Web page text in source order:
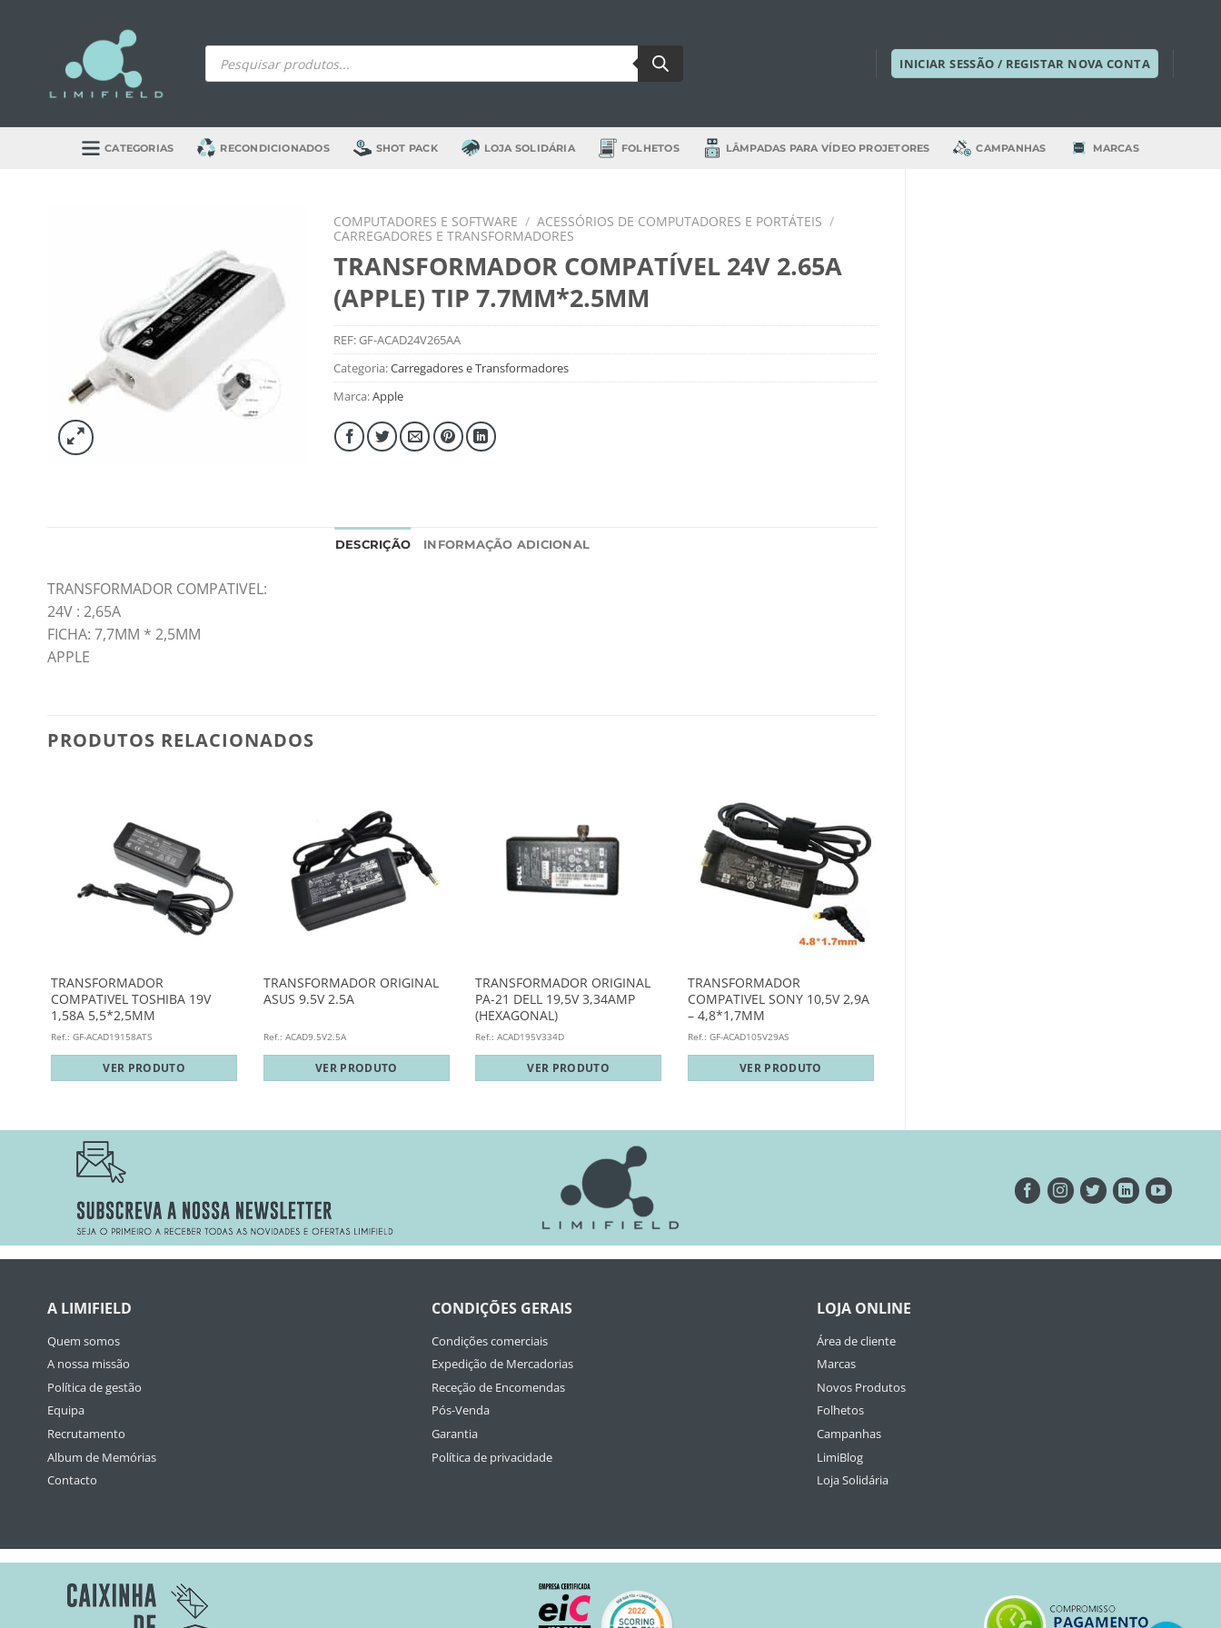
Products
search INICIAR SESSÃO / REGISTAR NOVA CONTA
CATEGORIAS RECONDICIONADOS SHOT PACK LOJA SOLIDÁRIA FOLHETOS LÂMPADAS PARA VÍDEO PROJETORES CAMPANHAS MARCAS
COMPUTADORES E SOFTWARE / ACESSÓRIOS DE COMPUTADORES E PORTÁTEIS /
CARREGADORES E TRANSFORMADORES
TRANSFORMADOR COMPATÍVEL 24V 2.65A
(APPLE) TIP 7.7MM*2.5MM
REF:GF-ACAD24V265AA
Categoria:Carregadores e Transformadores
Marca:Apple
DESCRIÇÃO INFORMAÇÃO ADICIONAL
TRANSFORMADOR COMPATIVEL:
24V : 2,65A
FICHA: 7,7MM * 2,5MM
APPLE
PRODUTOS RELACIONADOS
TRANSFORMADOR
COMPATIVEL TOSHIBA 19V
1,58A 5,5*2,5MM
Ref.: GF-ACAD19158ATS
VER PRODUTO
TRANSFORMADOR ORIGINAL
ASUS 9.5V 2.5A
Ref.: ACAD9.5V2.5A
VER PRODUTO
TRANSFORMADOR ORIGINAL
PA-21 DELL 19,5V 3,34AMP
(HEXAGONAL)
Ref.: ACAD195V334D
VER PRODUTO
TRANSFORMADOR
COMPATIVEL SONY 10,5V 2,9A
– 4,8*1,7MM
Ref.: GF-ACAD105V29AS
VER PRODUTO
A LIMIFIELD
Quem somos
A nossa missão
Política de gestão
Equipa
Recrutamento
Album de Memórias
Contacto
CONDIÇÕES GERAIS
Condições comerciais
Expedição de Mercadorias
Receção de Encomendas
Pós-Venda
Garantia
Política de privacidade
LOJA ONLINE
Área de cliente
Marcas
Novos Produtos
Folhetos
Campanhas
LimiBlog
Loja Solidária